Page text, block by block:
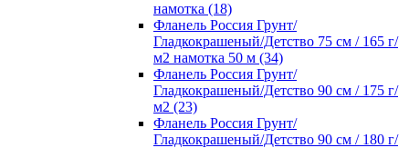
намотка (18)
Фланель Россия Грунт/
Гладкокрашеный/Детство 75 см / 165 г/
м2 намотка 50 м (34)
Фланель Россия Грунт/
Гладкокрашеный/Детство 90 см / 175 г/
м2 (23)
Фланель Россия Грунт/
Гладкокрашеный/Детство 90 см / 180 г/